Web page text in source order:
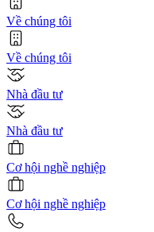
Về chúng tôi
Về chúng tôi
Nhà đầu tư
Nhà đầu tư
Cơ hội nghề nghiệp
Cơ hội nghề nghiệp